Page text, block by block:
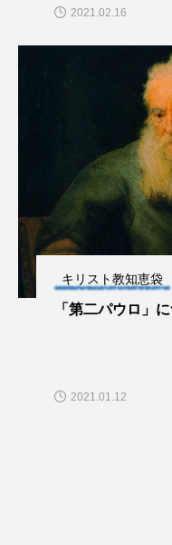
2021.02.16
キリスト教知恵袋
「第二パウロ」
2021.01.12